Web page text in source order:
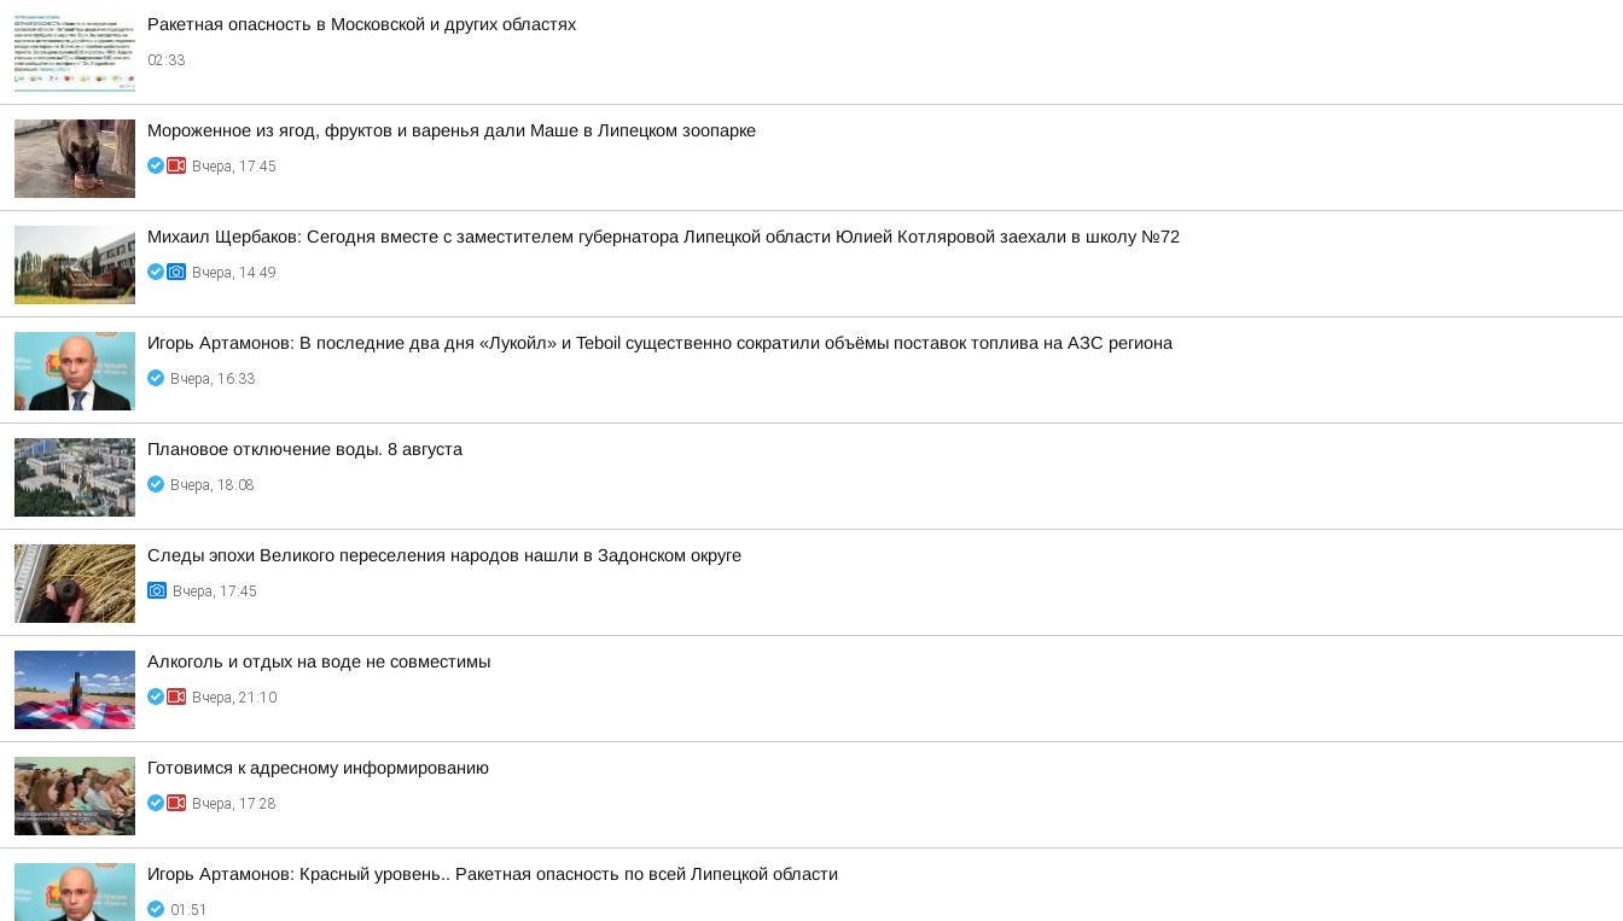
Ракетная опасность в Московской и других областях
02:33
Мороженное из ягод, фруктов и варенья дали Маше в Липецком зоопарке
Вчера, 17:45
Михаил Щербаков: Сегодня вместе с заместителем губернатора Липецкой области Юлией Котляровой заехали в школу №72
Вчера, 14:49
Игорь Артамонов: В последние два дня «Лукойл» и Teboil существенно сократили объёмы поставок топлива на АЗС региона
Вчера, 16:33
Плановое отключение воды. 8 августа
Вчера, 18:08
Следы эпохи Великого переселения народов нашли в Задонском округе
Вчера, 17:45
Алкоголь и отдых на воде не совместимы
Вчера, 21:10
Готовимся к адресному информированию
Вчера, 17:28
Игорь Артамонов: Красный уровень.. Ракетная опасность по всей Липецкой области
01:51